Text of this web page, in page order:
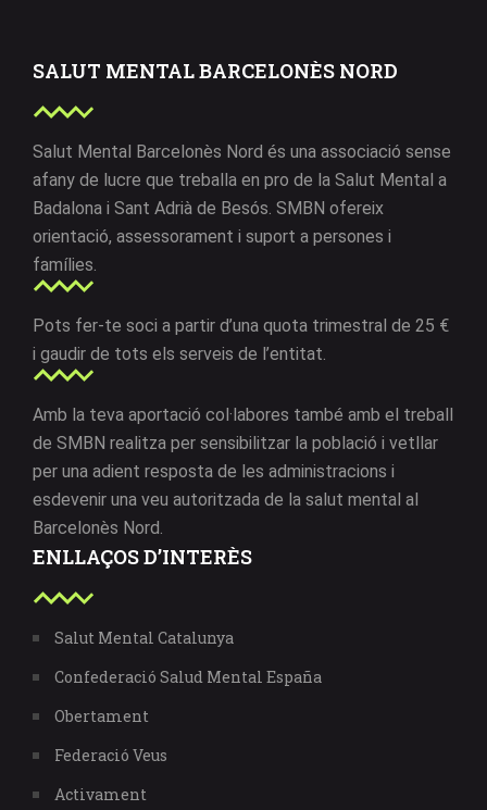
SALUT MENTAL BARCELONÈS NORD
Salut Mental Barcelonès Nord és una associació sense
afany de lucre que treballa en pro de la Salut Mental a
Badalona i Sant Adrià de Besós. SMBN ofereix
orientació, assessorament i suport a persones i
famílies.
Pots fer-te soci a partir d’una quota trimestral de 25 €
i gaudir de tots els serveis de l’entitat.
Amb la teva aportació col·labores també amb el treball
de SMBN realitza per sensibilitzar la població i vetllar
per una adient resposta de les administracions i
esdevenir una veu autoritzada de la salut mental al
Barcelonès Nord.
ENLLAÇOS D’INTERÈS
Salut Mental Catalunya
Confederació Salud Mental España
Obertament
Federació Veus
Activament